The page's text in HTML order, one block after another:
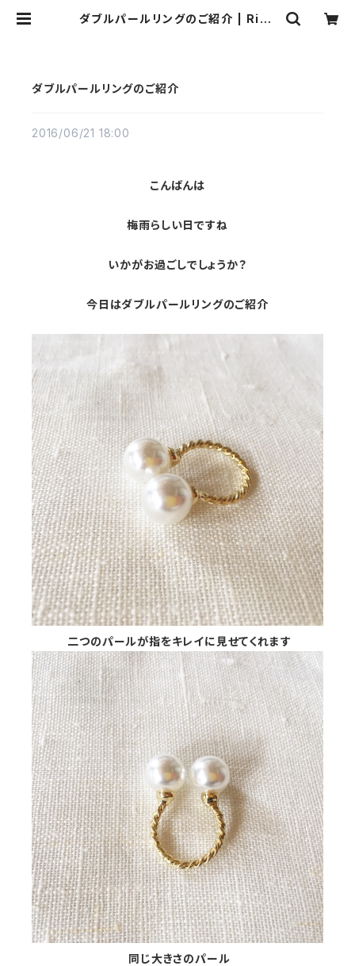
ダブルパールリングのご紹介 | Ribb
ダブルパールリングのご紹介
2016/06/21 18:00
こんばんは
梅雨らしい日ですね
いかがお過ごしでしょうか？
今日はダブルパールリングのご紹介
二つのパールが指をキレイに見せてくれます
同じ大きさのパール